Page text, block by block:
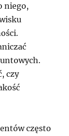
niego,
czy
często